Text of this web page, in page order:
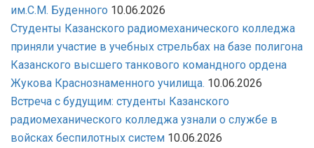
им.С.М. Буденного 10.06.2026
Студенты Казанского радиомеханического колледжа
приняли участие в учебных стрельбах на базе полигона
Казанского высшего танкового командного ордена
Жукова Краснознаменного училища. 10.06.2026
Встреча с будущим: студенты Казанского
радиомеханического колледжа узнали о службе в
войсках беспилотных систем 10.06.2026